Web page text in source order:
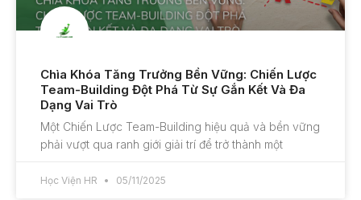
Chìa Khóa Tăng Trưởng Bền Vững: Chiến Lược
Team-Building Đột Phá Từ Sự Gắn Kết Và Đa
Dạng Vai Trò
Một Chiến Lược Team-Building hiệu quả và bền vững
phải vượt qua ranh giới giải trí để trở thành một
Học Viện HR 05/11/2025